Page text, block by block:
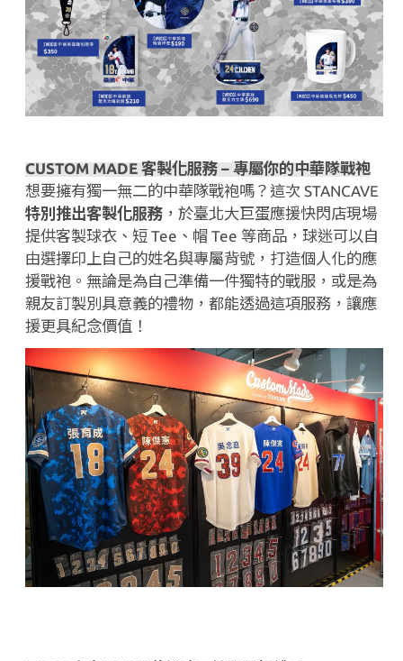
CUSTOM MADE客製化服務 – 專屬你的中華隊戰袍
想要擁有獨一無二的中華隊戰袍嗎？這次 STANCAVE
特別推出客製化服務 ，於臺北大巨蛋應援快閃店現場
提供客製球衣、短 Tee 、帽 Tee 等商品，球迷可以自
由選擇印上自己的姓名與專屬背號，打造個人化的應
援戰袍。無論是為自己準備一件獨特的戰服，或是為
親友訂製別具意義的禮物，都能透過這項服務，讓應
援更具紀念價值！